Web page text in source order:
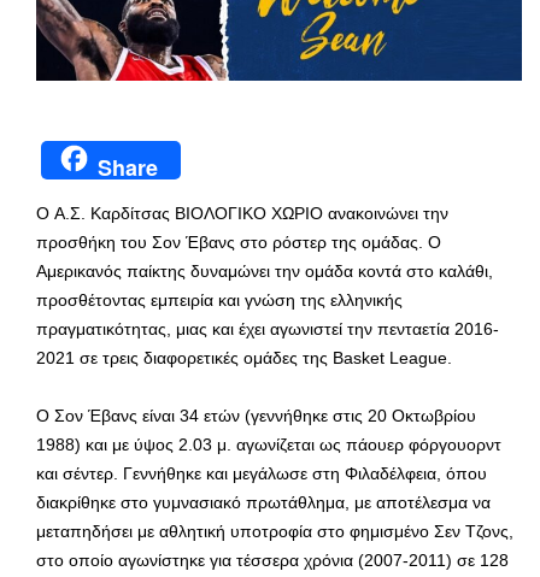
Share
O Α.Σ. Καρδίτσας ΒΙΟΛΟΓΙΚΟ ΧΩΡΙΟ ανακοινώνει την
προσθήκη του Σον Έβανς στο ρόστερ της ομάδας. Ο
Αμερικανός παίκτης δυναμώνει την ομάδα κοντά στο καλάθι,
προσθέτοντας εμπειρία και γνώση της ελληνικής
πραγματικότητας, μιας και έχει αγωνιστεί την πενταετία 2016-
2021 σε τρεις διαφορετικές ομάδες της Basket League.
Ο Σον Έβανς είναι 34 ετών (γεννήθηκε στις 20 Οκτωβρίου
1988) και με ύψος 2.03 μ. αγωνίζεται ως πάουερ φόργουορντ
και σέντερ. Γεννήθηκε και μεγάλωσε στη Φιλαδέλφεια, όπου
διακρίθηκε στο γυμνασιακό πρωτάθλημα, με αποτέλεσμα να
μεταπηδήσει με αθλητική υποτροφία στο φημισμένο Σεν Τζονς,
στο οποίο αγωνίστηκε για τέσσερα χρόνια (2007-2011) σε 128